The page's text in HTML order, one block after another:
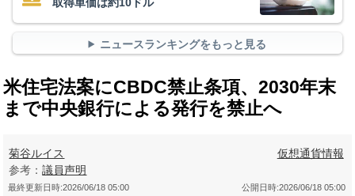
ニュースランキングをもっと見る
米住宅法案にCBDC禁止条項、2030年末
まで中央銀行による発行を禁止へ
菊谷ルイス
参考：議員声明
仮想通貨情報
公開日時:2026/06/18 05:00
最終更新日時:2026/06/18 05:00